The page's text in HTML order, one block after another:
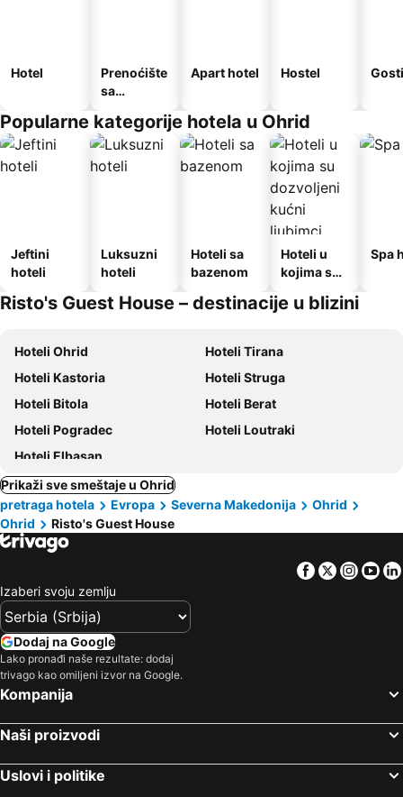
Hotel
Prenoćište
sa
Apart hotel Hostel
Popularne kategorije hotela u Ohrid
Jeftini
hoteli
Luksuzni
hoteli
Hoteli sa
bazenom
Hoteli u
kojima su
kućni
Spa
Risto's Guest House – destinacije u blizini
Hoteli Ohrid
Hoteli Tirana
Hoteli Kastoria
Hoteli Struga
Hoteli Bitola
Hoteli Berat
Hoteli Pogradec
Hoteli Loutraki
Hoteli Elbasan
Prikaži sve smeštaje u Ohrid
pretraga hotela
Evropa Severna Makedonija
Ohrid
Ohrid
Risto's Guest House
Facebook
Twitter
Izaberi svoju zemlju
Dodaj na Google
Lako pronađi naše rezultate: dodaj
trivago kao omiljeni izvor na Google.
Kompanija
Naši proizvodi
Uslovi i politike